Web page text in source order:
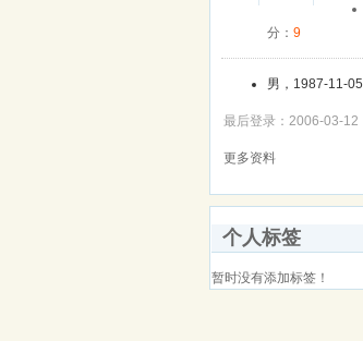
分： 9
男，1987-11-05
最后登录：2006-03-12
更多资料
个人标签
暂时没有添加标签！